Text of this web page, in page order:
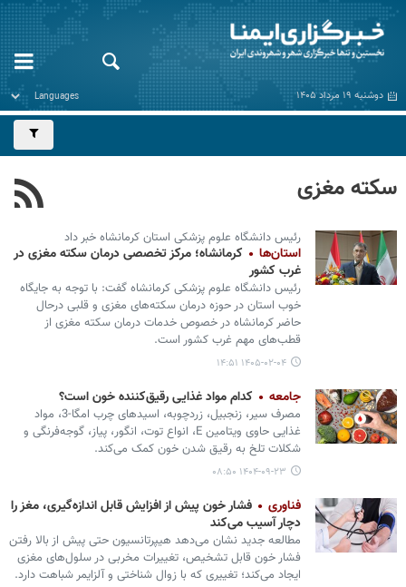
دوشنبه ۱۹ مرداد ۱۴۰۵
سکته مغزی
رئیس دانشگاه علوم پزشکی استان کرمانشاه خبر داد
استان‌ها
کرمانشاه؛ مرکز تخصصی درمان سکته مغزی در
غرب کشور
رئیس دانشگاه علوم پزشکی کرمانشاه گفت: با توجه به جایگاه‌
خوب استان در حوزه درمان سکته‌های مغزی و قلبی درحال
حاضر کرمانشاه در خصوص خدمات درمان سکته مغزی از
قطب‌های مهم غرب کشور است.
۱۴۰۵-۰۲-۰۴ ۱۴:۵۱
جامعه کدام مواد غذایی رقیق‌کننده خون است؟
مصرف سیر، زنجبیل، زردچوبه، اسیدهای چرب امگا-3، مواد
غذایی حاوی ویتامین E، انواع توت، انگور، پیاز، گوجه‌فرنگی و
شکلات تلخ به رقیق شدن خون کمک می‌کند.
۱۴۰۴-۰۹-۲۳ ۰۸:۵۰
فناوری
فشار خون پیش از افزایش قابل اندازه‌گیری، مغز را
دچار آسیب می‌کند
مطالعه جدید نشان می‌دهد هیپرتانسیون حتی پیش از بالا رفتن
فشار خون قابل تشخیص، تغییرات مخربی در سلول‌های مغزی
ایجاد می‌کند؛ تغییری که با زوال شناختی و آلزایمر شباهت دارد.